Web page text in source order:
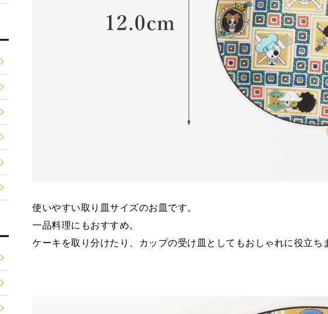
使いやすい取り皿サイズのお皿です。
一品料理にもおすすめ。
ケーキを取り分けたり、カップの受け皿としてもおしゃれに役立ち